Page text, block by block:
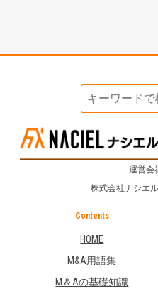
運営会
株式会社ナシエ
Contents
HOME
M&A用語集
M＆Aの基礎知識